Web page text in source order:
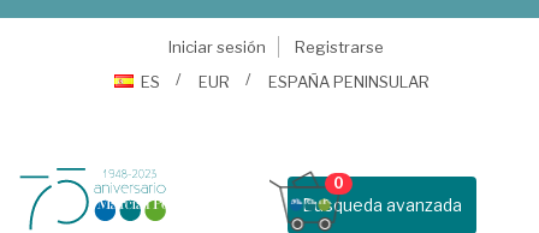
Iniciar sesión
Registrarse
ES
EUR ESPAÑA PENINSULAR
Busqueda avanzada
0